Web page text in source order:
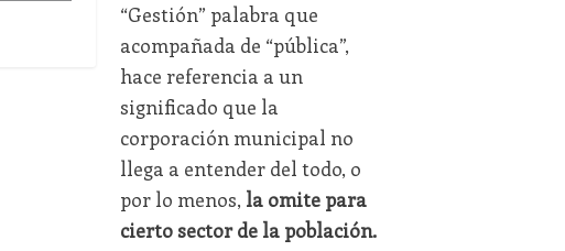
“Gestión” palabra que
acompañada de “pública”,
hace referencia a un
significado que la
corporación municipal no
llega a entender del todo, o
por lo menos, la omite para
cierto sector de la población.